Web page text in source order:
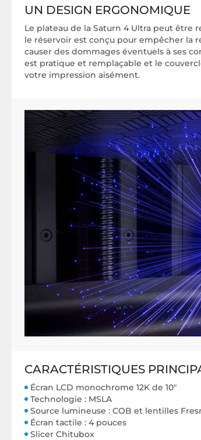
UN DESIGN ERGONOMIQUE
Le plateau de la Saturn 4 Ultra peut
le réservoir est conçu pour empêcher la
causer des dommages éventuels à ses
est pratique et remplaçable et le
votre impression aisément.
CARACTÉRISTIQUES
Écran LCD monochrome 12K de 10"
Technologie : MSLA
Source lumineuse : COB et lentilles
Écran tactile : 4 pouces
Slicer Chitubox